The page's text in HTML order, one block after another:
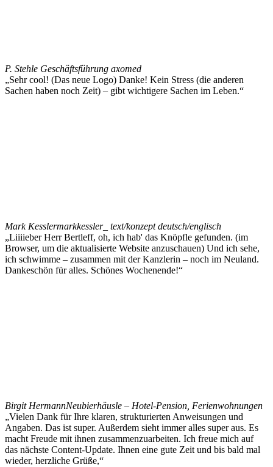
P. Stehle Geschäftsführung axomed
„Sehr cool! (Das neue Logo) Danke! Kein Stress (die anderen
Sachen haben noch Zeit) – gibt wichtigere Sachen im Leben.“
Mark Kesslermarkkessler_ text/konzept deutsch/englisch
„Liiiieber Herr Bertleff, oh, ich hab' das Knöpfle gefunden. (im
Browser, um die aktualisierte Website anzuschauen) Und ich sehe,
ich schwimme – zusammen mit der Kanzlerin – noch im Neuland.
Dankeschön für alles. Schönes Wochenende!“
Birgit HermannNeubierhäusle – Hotel-Pension, Ferienwohnungen
„Vielen Dank für Ihre klaren, strukturierten Anweisungen und
Angaben. Das ist super. Außerdem sieht immer alles super aus. Es
macht Freude mit ihnen zusammenzuarbeiten. Ich freue mich auf
das nächste Content-Update. Ihnen eine gute Zeit und bis bald mal
wieder, herzliche Grüße,“